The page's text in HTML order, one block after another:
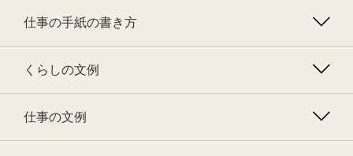
仕事の手紙の書き方
くらしの文例
仕事の文例